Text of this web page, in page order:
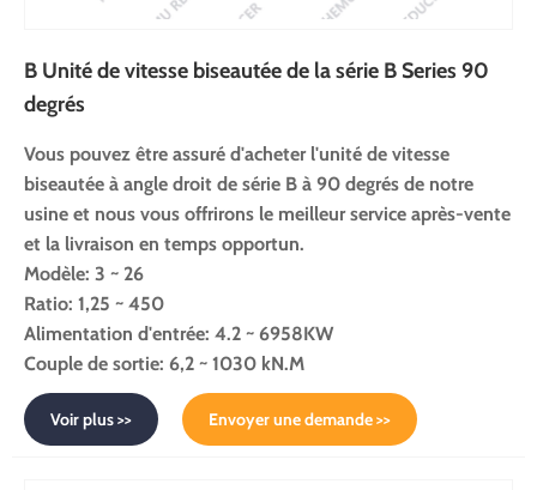
B Unité de vitesse biseautée de la série B Series 90
degrés
Vous pouvez être assuré d'acheter l'unité de vitesse
biseautée à angle droit de série B à 90 degrés de notre
usine et nous vous offrirons le meilleur service après-vente
et la livraison en temps opportun.
Modèle: 3 ~ 26
Ratio: 1,25 ~ 450
Alimentation d'entrée: 4.2 ~ 6958KW
Couple de sortie: 6,2 ~ 1030 kN.M
Voir plus >> Envoyer une demande >>